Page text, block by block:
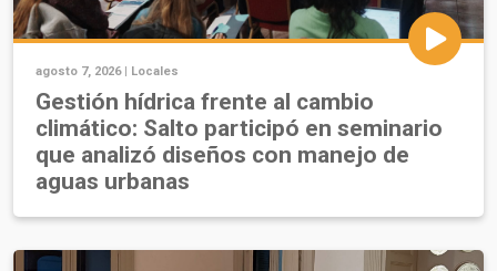
agosto 7, 2026 | Locales
Gestión hídrica frente al cambio
climático: Salto participó en seminario
que analizó diseños con manejo de
aguas urbanas